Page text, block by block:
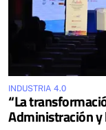
INDUSTRIA 4.0
“La
Administración y